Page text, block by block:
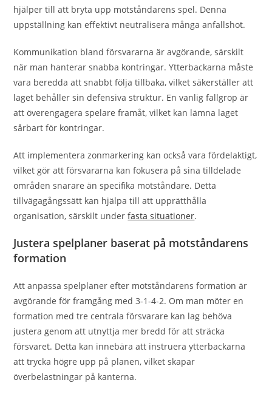
hjälper till att bryta upp motståndarens spel. Denna
uppställning kan effektivt neutralisera många anfallshot.
Kommunikation bland försvararna är avgörande, särskilt
när man hanterar snabba kontringar. Ytterbackarna måste
vara beredda att snabbt följa tillbaka, vilket säkerställer att
laget behåller sin defensiva struktur. En vanlig fallgrop är
att överengagera spelare framåt, vilket kan lämna laget
sårbart för kontringar.
Att implementera zonmarkering kan också vara fördelaktigt,
vilket gör att försvararna kan fokusera på sina tilldelade
områden snarare än specifika motståndare. Detta
tillvägagångssätt kan hjälpa till att upprätthålla
organisation, särskilt underfasta situationer.
Justera spelplaner baserat på motståndarens
formation
Att anpassa spelplaner efter motståndarens formation är
avgörande för framgång med 3-1-4-2. Om man möter en
formation med tre centrala försvarare kan lag behöva
justera genom att utnyttja mer bredd för att sträcka
försvaret. Detta kan innebära att instruera ytterbackarna
att trycka högre upp på planen, vilket skapar
överbelastningar på kanterna.